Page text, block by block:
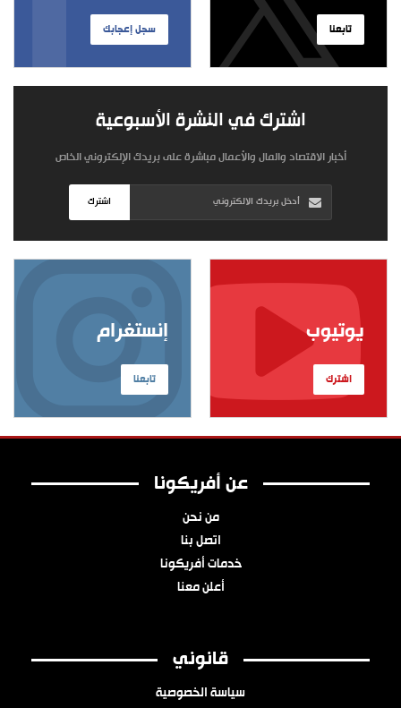
سجل إعجابك تابعنا
اشترك في النشرة الأسبوعية
أخبار الاقتصاد والمال والأعمال مباشرة على بريدك الإلكتروني الخاص
اشترك
إنستغرام
تابعنا
يوتيوب
اشترك
عن أفريكونا
من نحن
اتصل بنا
خدمات أفريكونا
أعلن معنا
قانوني
سياسة الخصوصية